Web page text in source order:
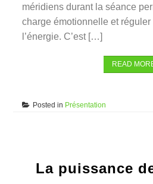
méridiens durant la séance
charge émotionnelle et
l’énergie. C’est […]
READ
Posted in Présentation
La puissance